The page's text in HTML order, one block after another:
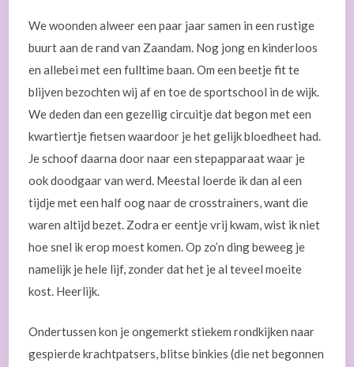
We woonden alweer een paar jaar samen in een rustige
buurt aan de rand van Zaandam. Nog jong en kinderloos
en allebei met een fulltime baan. Om een beetje fit te
blijven bezochten wij af en toe de sportschool in de wijk.
We deden dan een gezellig circuitje dat begon met een
kwartiertje fietsen waardoor je het gelijk bloedheet had.
Je schoof daarna door naar een stepapparaat waar je
ook doodgaar van werd. Meestal loerde ik dan al een
tijdje met een half oog naar de crosstrainers, want die
waren altijd bezet. Zodra er eentje vrij kwam, wist ik niet
hoe snel ik erop moest komen. Op zo’n ding beweeg je
namelijk je hele lijf, zonder dat het je al teveel moeite
kost. Heerlijk.
Ondertussen kon je ongemerkt stiekem rondkijken naar
gespierde krachtpatsers, blitse binkies (die net begonnen